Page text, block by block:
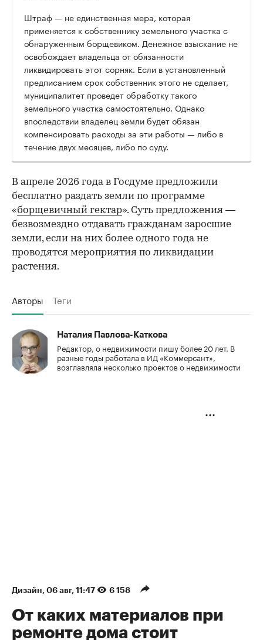
Штраф — не единственная мера, которая
применяется к собственнику земельного участка с
обнаруженным борщевиком. Денежное взыскание не
освобождает владельца от обязанности
ликвидировать этот сорняк. Если в установленный
предписанием срок собственник этого не сделает,
муниципалитет проведет обработку такого
земельного участка самостоятельно. Однако
впоследствии владелец земли будет обязан
компенсировать расходы за эти работы — либо в
течение двух месяцев, либо по суду.
В апреле 2026 года в Госдуме предложили
бесплатно раздать земли по программе
«борщевичный гектар». Суть предложения —
безвозмездно отдавать гражданам заросшие
земли, если на них более одного года не
проводятся мероприятия по ликвидации
растения.
Авторы Теги
Наталия Павлова-Каткова
Редактор, о недвижимости пишу более 20 лет. В
разные годы работала в ИД «Коммерсант»,
возглавляла несколько проектов о недвижимости
Дизайн⁠, 06 авг, 11:47 6 158
От каких материалов при
ремонте дома стоит